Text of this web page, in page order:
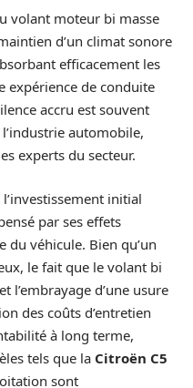
volant moteur bi masse
d’un climat sonore
efficacement les
expérience de conduite
accru est souvent
automobile,
experts du secteur.
initial
par ses effets
du véhicule. Bien qu’un
le fait que le volant bi
l’embrayage d’une usure
des coûts d’entretien
à long terme,
tels que la Citroën C5
sont